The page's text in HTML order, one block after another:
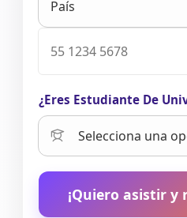
¿Eres Estudiante De
¡Quiero asistir y